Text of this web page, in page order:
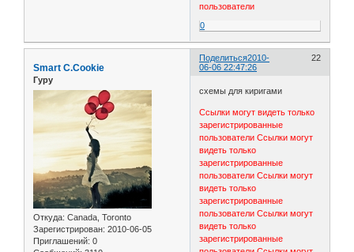
пользователи
0
Поделиться 22
2010-
06-06 22:47:26
Smart C.Cookie
Гуру
Откуда: Canada, Toronto
Зарегистрирован: 2010-06-05
Приглашений: 0
схемы для киригами
Ссылки могут видеть только
зарегистрированные
пользователи Ссылки могут
видеть только
зарегистрированные
пользователи Ссылки могут
видеть только
зарегистрированные
пользователи Ссылки могут
видеть только
зарегистрированные